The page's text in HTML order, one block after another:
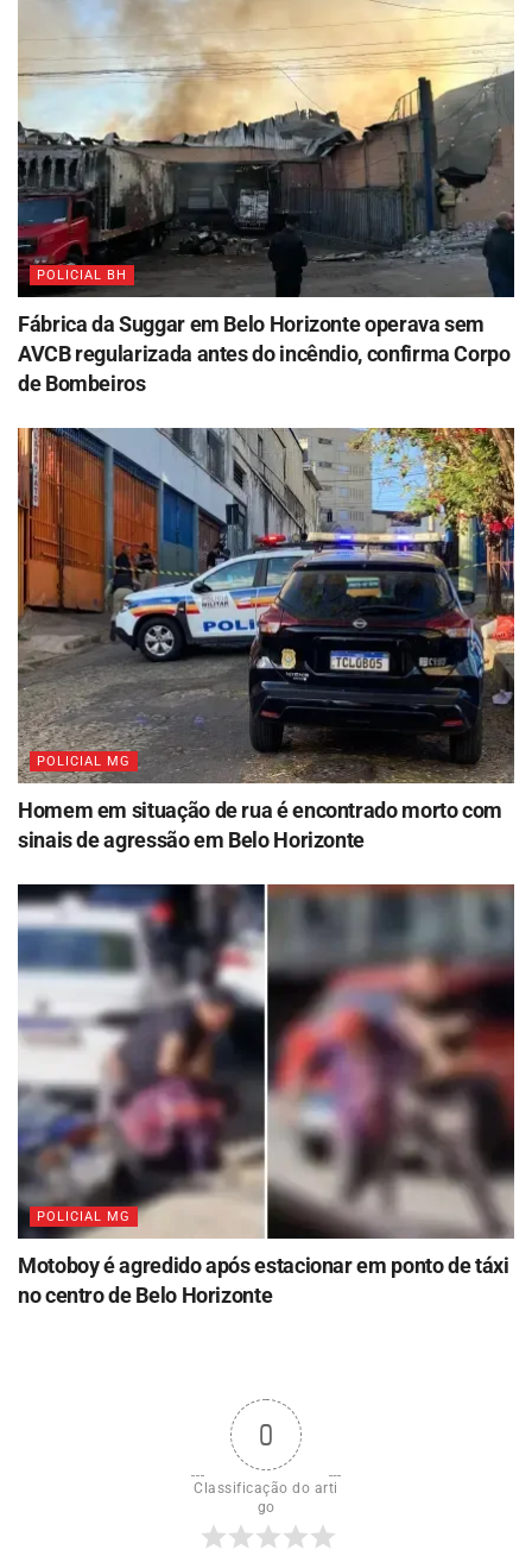
POLICIAL BH
Fábrica da Suggar em Belo Horizonte operava sem
AVCB regularizada antes do incêndio, confirma Corpo
de Bombeiros
POLICIAL MG
Homem em situação de rua é encontrado morto com
sinais de agressão em Belo Horizonte
POLICIAL MG
Motoboy é agredido após estacionar em ponto de táxi
no centro de Belo Horizonte
0
Classificação do arti
go